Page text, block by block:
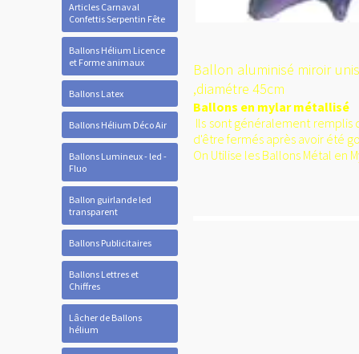
Articles Carnaval
Confettis Serpentin Fête
Ballons Hélium Licence
et Forme animaux
Ballons Latex
Ballons Hélium Déco Air
Ballons Lumineux - led -
Fluo
Ballon guirlande led
transparent
Ballons Publicitaires
Ballons Lettres et
Chiffres
Lâcher de Ballons
hélium
Ballon aluminisé miroir
,diamétre 45cm
Ballons en mylar métallisé
Ils sont généralement remplis
d'être fermés après avoir été
On Utilise les Ballons Métal en